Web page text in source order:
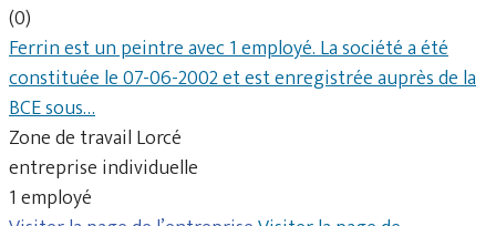
(0)
Ferrin est un peintre avec 1 employé. La société a été
constituée le 07-06-2002 et est enregistrée auprès de la
BCE sous…
Zone de travail Lorcé
entreprise individuelle
1 employé